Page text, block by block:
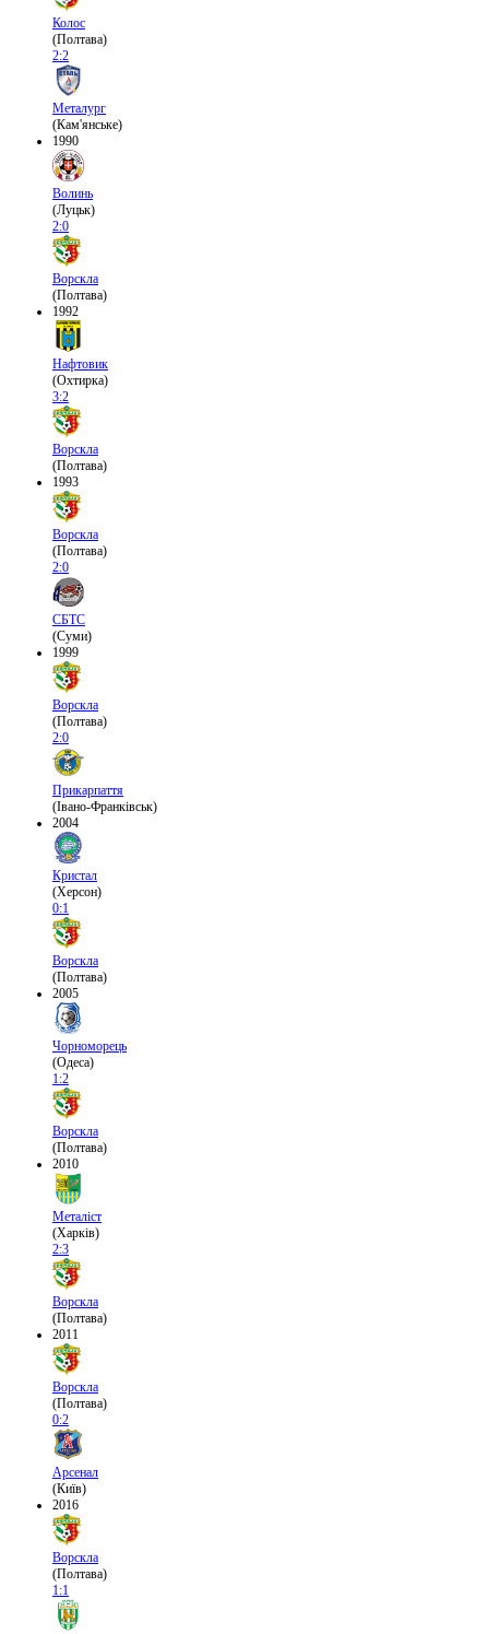
Колос
(Полтава)
2:2
Металург
(Кам'янське)
1990
Волинь
(Луцьк)
2:0
Ворскла
(Полтава)
1992
Нафтовик
(Охтирка)
3:2
Ворскла
(Полтава)
1993
Ворскла
(Полтава)
2:0
СБТС
(Суми)
1999
Ворскла
(Полтава)
2:0
Прикарпаття
(Івано-Франківськ)
2004
Кристал
(Херсон)
0:1
Ворскла
(Полтава)
2005
Чорноморець
(Одеса)
1:2
Ворскла
(Полтава)
2010
Металіст
(Харків)
2:3
Ворскла
(Полтава)
2011
Ворскла
(Полтава)
0:2
Арсенал
(Київ)
2016
Ворскла
(Полтава)
1:1